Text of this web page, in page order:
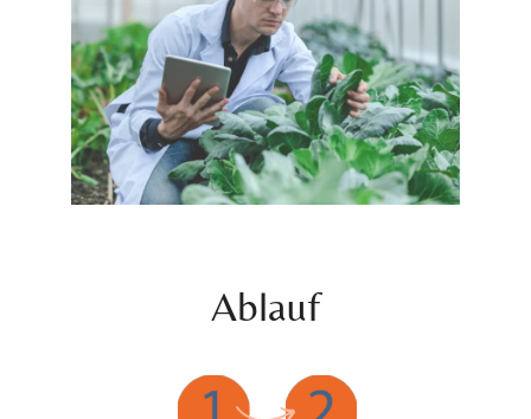
Ablauf